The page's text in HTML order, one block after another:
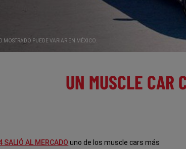
PUEDE VARIAR EN MÉXICO.
UN MUSCLE CAR
SALIÓ AL MERCADO uno de los muscle cars más